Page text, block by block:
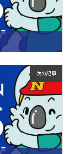
次の記事